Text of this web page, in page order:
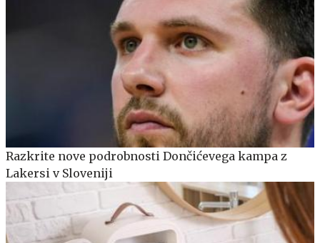
Razkrite nove podrobnosti Dončićevega kampa z
Lakersi v Sloveniji